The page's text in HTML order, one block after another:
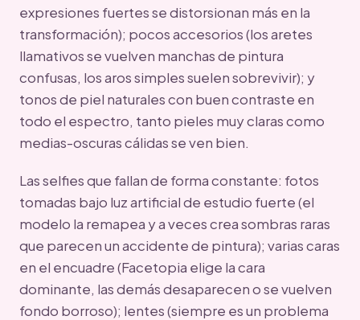
expresiones fuertes se distorsionan más en la
transformación); pocos accesorios (los aretes
llamativos se vuelven manchas de pintura
confusas, los aros simples suelen sobrevivir); y
tonos de piel naturales con buen contraste en
todo el espectro, tanto pieles muy claras como
medias-oscuras cálidas se ven bien.
Las selfies que fallan de forma constante: fotos
tomadas bajo luz artificial de estudio fuerte (el
modelo la remapea y a veces crea sombras raras
que parecen un accidente de pintura); varias caras
en el encuadre (Facetopia elige la cara
dominante, las demás desaparecen o se vuelven
fondo borroso); lentes (siempre es un problema